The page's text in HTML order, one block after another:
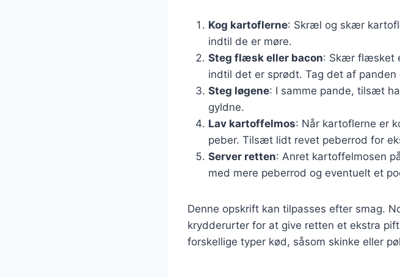
Kog kartoflerne: Skræl og skær
indtil de er møre.
Steg flæsk eller bacon: Skær flæsket
indtil det er sprødt. Tag det af
Steg løgene: I samme pande, tilsæt
gyldne.
Lav kartoffelmos: Når kartoflerne er
peber. Tilsæt lidt revet peberrod for
Server retten: Anret kartoffelmosen
med mere peberrod og eventuelt et
Denne opskrift kan tilpasses efter smag.
krydderurter for at give retten et ekstra
forskellige typer kød, såsom skinke eller